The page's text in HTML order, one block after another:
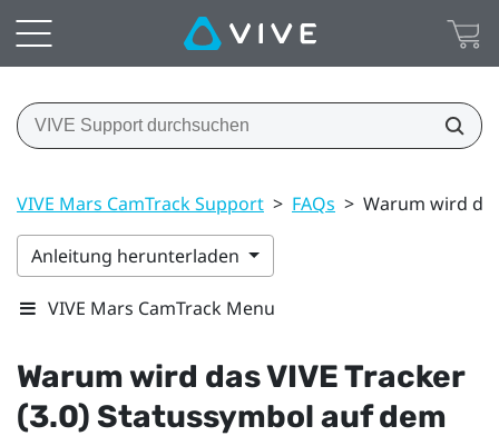
VIVE Mars CamTrack Support > FAQs > Warum wird
Anleitung herunterladen
VIVE Mars CamTrack Menu
Warum wird dasVIVE Tracker
(3.0) Statussymbol auf dem